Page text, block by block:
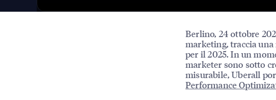
Berlino, 24 ottobre
marketing, traccia
per il 2025. In un
marketer sono sotto
misurabile, Uberall
Performance